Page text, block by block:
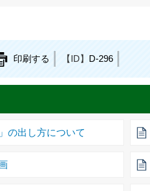
印刷する 【ID】 D-296
の出し方について